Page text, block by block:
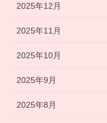
2025年12月
2025年11月
2025年10月
2025年9月
2025年8月